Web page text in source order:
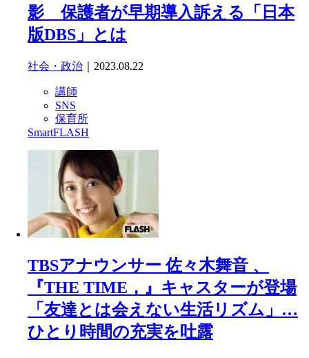
影 保護者が早期導入訴える「日本
版DBS」とは
社会・政治 ｜2023.08.22
講師
SNS
保育所
SmartFLASH
TBSアナウンサー 佐々木舞音 、
『THE TIME，』キャスターが登場
「友達とは会えない生活リズム」…
ひとり時間の充実を吐露